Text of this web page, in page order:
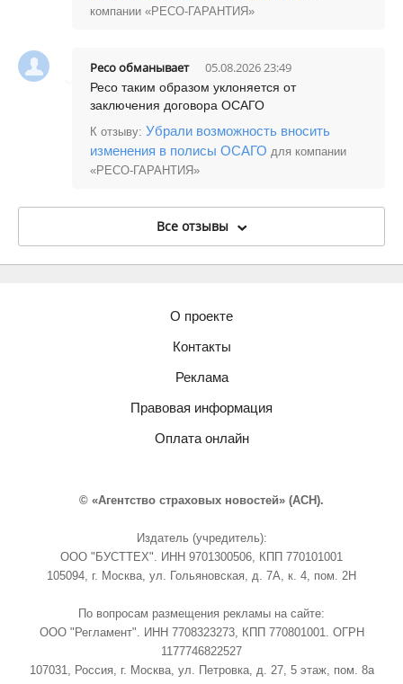
компании «РЕСО-ГАРАНТИЯ»
Ресо обманываeт 05.08.2026 23:49
Ресо таким образом уклоняется от
заключения договора ОСАГО
К отзыву: Убрали возможность вносить
изменения в полисы ОСАГО для компании
«РЕСО-ГАРАНТИЯ»
Все отзывы
О проекте
Контакты
Реклама
Правовая информация
Оплата онлайн
© «Агентство страховых новостей» (АСН).
Издатель (учредитель):
ООО "БУСТТЕХ". ИНН 9701300506, КПП 770101001
105094, г. Москва, ул. Гольяновская, д. 7А, к. 4, пом. 2Н
По вопросам размещения рекламы на сайте:
ООО "Регламент". ИНН 7708323273, КПП 770801001. ОГРН
1177746822527
107031, Россия, г. Москва, ул. Петровка, д. 27, 5 этаж, пом. 8а